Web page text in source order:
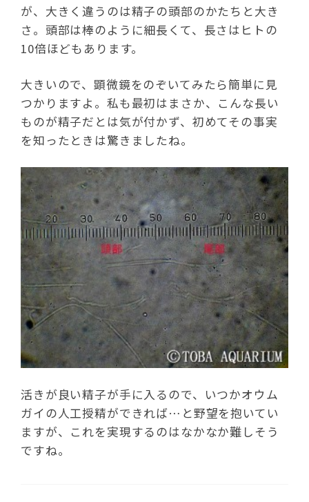
が、大きく違うのは精子の頭部のかたちと大き
さ。頭部は棒のように細長くて、長さはヒトの
10倍ほどもあります。
大きいので、顕微鏡をのぞいてみたら簡単に見
つかりますよ。私も最初はまさか、こんな長い
ものが精子だとは気が付かず、初めてその事実
を知ったときは驚きましたね。
活きが良い精子が手に入るので、いつかオウム
ガイの人工授精ができれば…と野望を抱いてい
ますが、これを実現するのはなかなか難しそう
ですね。